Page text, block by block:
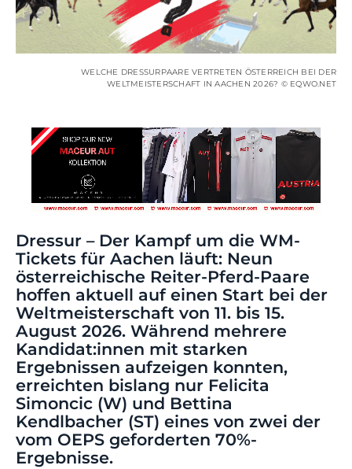
WELCHE DRESSURPAARE VERTRETEN ÖSTERREICH BEI DER
WELTMEISTERSCHAFT IN AACHEN 2026? © EQWO.NET
Dressur – Der Kampf um die WM-
Tickets für Aachen läuft: Neun
österreichische Reiter-Pferd-Paare
hoffen aktuell auf einen Start bei der
Weltmeisterschaft von 11. bis 15.
August 2026. Während mehrere
Kandidat:innen mit starken
Ergebnissen aufzeigen konnten,
erreichten bislang nur Felicita
Simoncic (W) und Bettina
Kendlbacher (ST) eines von zwei der
vom OEPS geforderten 70%-
Ergebnisse.